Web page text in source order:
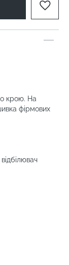
крою. На
фірмових